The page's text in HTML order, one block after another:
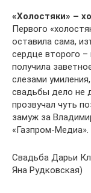
«Холостяки» –
Первого
оставила сама,
сердце второго –
получила
слезами
свадьбы дело не
прозвучал чуть
замуж за
«Газпром-Медиа».
Свадьба Дарьи
Яна Рудковская)